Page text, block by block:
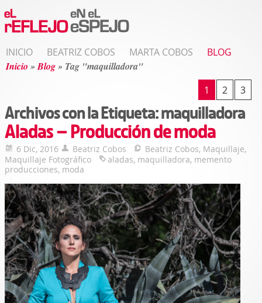
INICIO BEATRIZ COBOS MARTA COBOS
BLOG
Inicio »Blog» Tag "maquilladora"
1
2 3
Archivos con la Etiqueta:maquilladora
Aladas – Producción de moda
6 Dic, 2016 Beatriz Cobos Beatriz Cobos, Maquillaje,
Maquillaje Fotográfico
aladas, maquilladora, memento
producciones, moda